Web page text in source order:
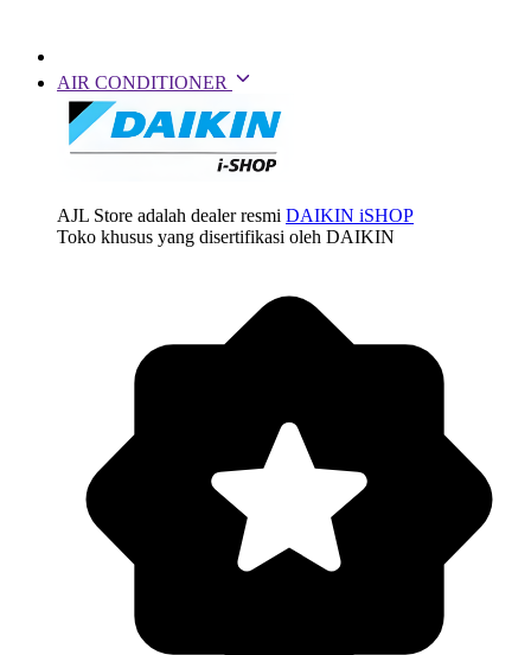
AIR CONDITIONER
AJL Store adalah dealer resmi DAIKIN iSHOP
Toko khusus yang disertifikasi oleh DAIKIN